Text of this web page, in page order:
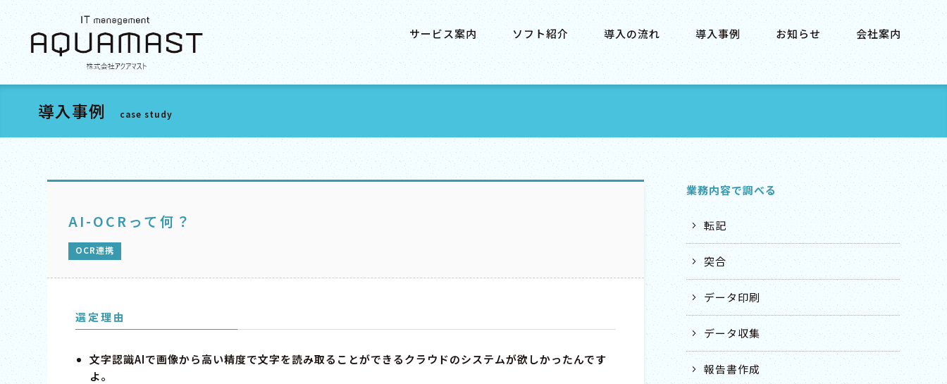
サービス案内 ソフト紹介 導入の流れ 導入事例 お知らせ 会社案内
導入事例 case study
AI-OCRって何？
OCR連携
選定理由
文字認識AIで画像から高い精度で文字を読み取ることができるクラウドのシステムが欲しかったんです
よ。
業務内容で調べる
転記
突合
データ印刷
データ収集
報告書作成